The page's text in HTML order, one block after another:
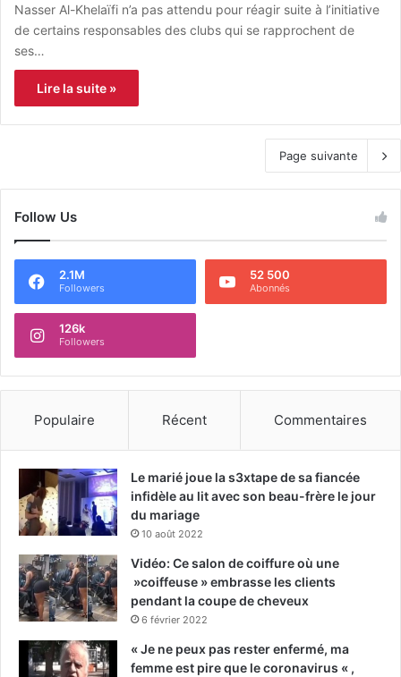
Nasser Al-Khelaïfi n’a pas attendu pour réagir suite à l’initiative
de certains responsables des clubs qui se rapprochent de
ses…
Lire la suite »
Page suivante
Follow Us
2.1M
Followers
52 500
Abonnés
126k
Followers
Populaire Récent Commentaires
Le marié joue la s3xtape de sa fiancée
infidèle au lit avec son beau-frère le jour
du mariage
10 août 2022
Vidéo: Ce salon de coiffure où une
»coiffeuse » embrasse les clients
pendant la coupe de cheveux
6 février 2022
« Je ne peux pas rester enfermé, ma
femme est pire que le coronavirus « ,